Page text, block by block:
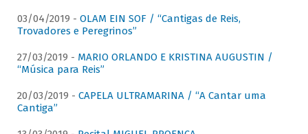
03/04/2019 - OLAM EIN SOF / “Cantigas de Reis,
Trovadores e Peregrinos”
27/03/2019 - MARIO ORLANDO E KRISTINA AUGUSTIN /
“Música para Reis”
20/03/2019 - CAPELA ULTRAMARINA / “A Cantar uma
Cantiga”